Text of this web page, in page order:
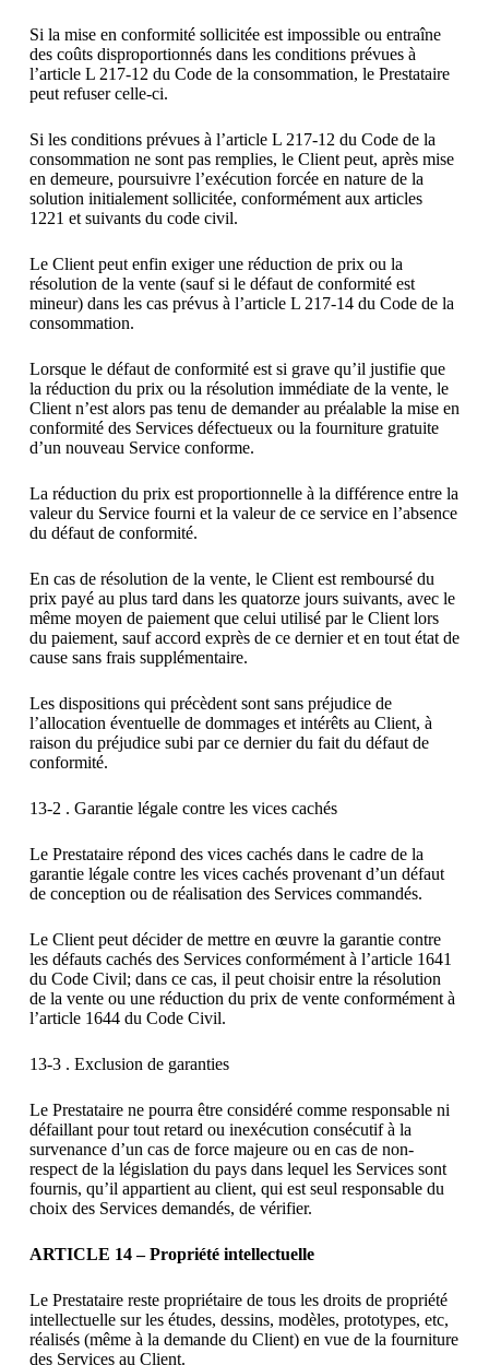
Si la mise en conformité sollicitée est impossible ou entraîne
des coûts disproportionnés dans les conditions prévues à
l’article L 217-12 du Code de la consommation, le Prestataire
peut refuser celle-ci.
Si les conditions prévues à l’article L 217-12 du Code de la
consommation ne sont pas remplies, le Client peut, après mise
en demeure, poursuivre l’exécution forcée en nature de la
solution initialement sollicitée, conformément aux articles
1221 et suivants du code civil.
Le Client peut enfin exiger une réduction de prix ou la
résolution de la vente (sauf si le défaut de conformité est
mineur) dans les cas prévus à l’article L 217-14 du Code de la
consommation.
Lorsque le défaut de conformité est si grave qu’il justifie que
la réduction du prix ou la résolution immédiate de la vente, le
Client n’est alors pas tenu de demander au préalable la mise en
conformité des Services défectueux ou la fourniture gratuite
d’un nouveau Service conforme.
La réduction du prix est proportionnelle à la différence entre la
valeur du Service fourni et la valeur de ce service en l’absence
du défaut de conformité.
En cas de résolution de la vente, le Client est remboursé du
prix payé au plus tard dans les quatorze jours suivants, avec le
même moyen de paiement que celui utilisé par le Client lors
du paiement, sauf accord exprès de ce dernier et en tout état de
cause sans frais supplémentaire.
Les dispositions qui précèdent sont sans préjudice de
l’allocation éventuelle de dommages et intérêts au Client, à
raison du préjudice subi par ce dernier du fait du défaut de
conformité.
13-2 . Garantie légale contre les vices cachés
Le Prestataire répond des vices cachés dans le cadre de la
garantie légale contre les vices cachés provenant d’un défaut
de conception ou de réalisation des Services commandés.
Le Client peut décider de mettre en œuvre la garantie contre
les défauts cachés des Services conformément à l’article 1641
du Code Civil; dans ce cas, il peut choisir entre la résolution
de la vente ou une réduction du prix de vente conformément à
l’article 1644 du Code Civil.
13-3 . Exclusion de garanties
Le Prestataire ne pourra être considéré comme responsable ni
défaillant pour tout retard ou inexécution consécutif à la
survenance d’un cas de force majeure ou en cas de non-
respect de la législation du pays dans lequel les Services sont
fournis, qu’il appartient au client, qui est seul responsable du
choix des Services demandés, de vérifier.
ARTICLE 14 – Propriété intellectuelle
Le Prestataire reste propriétaire de tous les droits de propriété
intellectuelle sur les études, dessins, modèles, prototypes, etc,
réalisés (même à la demande du Client) en vue de la fourniture
des Services au Client.